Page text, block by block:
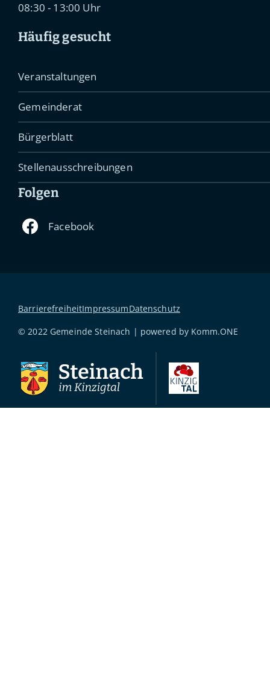
08:30 - 13:00 Uhr
Häufig gesucht
Veranstaltungen
Gemeinderat
Bürgerblatt
Stellenausschreibungen
Folgen
BarrierefreiheitImpressumDatenschutz
© 2022 Gemeinde Steinach | powered by Komm.ONE